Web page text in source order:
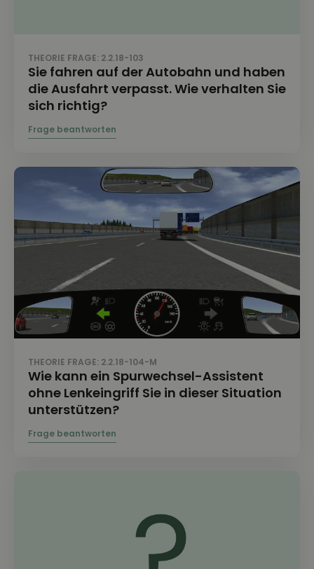
THEORIE FRAGE: 2.2.18-103
Sie fahren auf der Autobahn und haben
die Ausfahrt verpasst. Wie verhalten Sie
sich richtig?
THEORIE FRAGE: 2.2.18-104-M
Wie kann ein Spurwechsel-Assistent
ohne Lenkeingriff Sie in dieser Situation
unterstützen?